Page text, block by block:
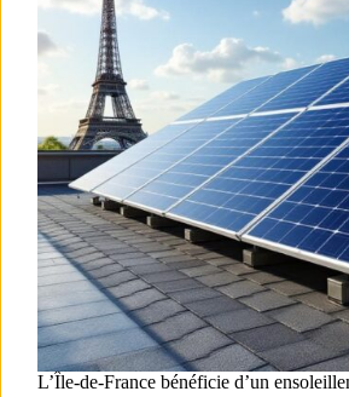
L’Île-de-France bénéficie d’un